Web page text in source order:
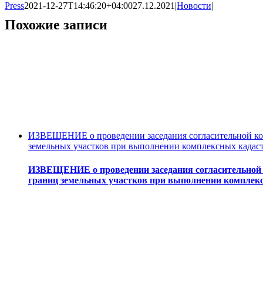
Press2021-12-27T14:46:20+04:0027.12.2021|Новости|
Похожие записи
ИЗВЕЩЕНИЕ о проведении заседания согласительной
земельных участков при выполнении комплексных
ИЗВЕЩЕНИЕ о проведении заседания согласительной
границ земельных участков при выполнении